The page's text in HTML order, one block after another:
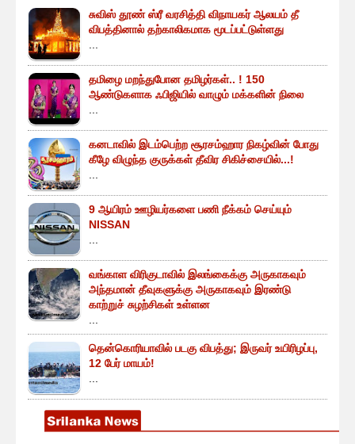
சுவிஸ் தூண் ஸ்ரீ வரசித்தி விநாயகர் ஆலயம் தீ
விபத்தினால் தற்காலிகமாக மூடப்பட்டுள்ளது
...
தமிழை மறந்துபோன தமிழர்கள்.. ! 150
ஆண்டுகளாக ஃபிஜியில் வாழும் மக்களின் நிலை
...
கனடாவில் இடம்பெற்ற சூரசம்ஹார நிகழ்வின் போது
கீழே விழுந்த குருக்கள் தீவிர சிகிச்சையில்...!
...
9 ஆயிரம் ஊழியர்களை பணி நீக்கம் செய்யும்
NISSAN
...
வங்காள விரிகுடாவில் இலங்கைக்கு அருகாகவும்
அந்தமான் தீவுகளுக்கு அருகாகவும் இரண்டு
காற்றுச் சுழற்சிகள் உள்ளன
...
தென்கொரியாவில் படகு விபத்து; இருவர் உயிரிழப்பு,
12 பேர் மாயம்!
...